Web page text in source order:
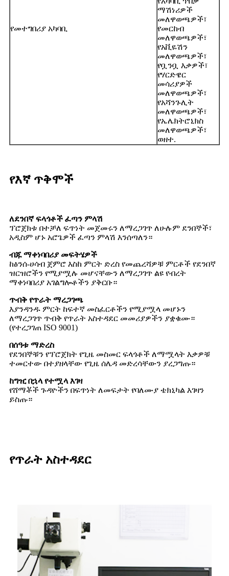
የመተግበሪያ አካባቢ
ማሽነሪዎች
መለዋወጫዎች፣
የመርከብ
መለዋወጫዎች፣
የአቪዬሽን
መለዋወጫዎች፣
የቧንቧ እቃዎች፣
የሃርድዌር
መሳሪያዎች
መለዋወጫዎች፣
የአሻንጉሊት
መለዋወጫዎች፣
የኤሌክትሮኒክስ
መለዋወጫዎች፣
ወዘተ.
የእኛ ጥቅሞች
ለደንበኛ ፍላጎቶች ፈጣን ምላሽ
ፕሮጀክቱ በተቻለ ፍጥነት መጀመሩን ለማረጋገጥ ለሁሉም ደንበኞች፣
አዲስም ሆኑ አሮጌዎች ፈጣን ምላሽ እንሰጣለን።
ብጁ ማቀነባበሪያ መፍትሄዎች
ከፅንሰ-ሀሳብ ጀምሮ እስከ ምርት ድረስ የመጨረሻዎቹ ምርቶች የደንበኛ
ዝርዝሮችን የሚያሟሉ መሆናቸውን ለማረጋገጥ ልዩ የብረት
ማቀነባበሪያ አገልግሎቶችን ያቅርቡ።
ጥብቅ የጥራት ማረጋገጫ
እያንዳንዱ ምርት ከፍተኛ መስፈርቶችን የሚያሟላ መሆኑን
ለማረጋገጥ ጥብቅ የጥራት አስተዳደር መመሪያዎችን ያቋቁሙ።
(የተረጋገጠ ISO 9001)
በሰዓቱ ማድረስ
የደንበኞቹን የፕሮጀክት የጊዜ መስመር ፍላጎቶች ለማሟላት እቃዎቹ
ተመርተው በተያዘላቸው የጊዜ ሰሌዳ መድረሳቸውን ያረጋግጡ።
ከግዢ በኋላ የተሟላ እገዛ
የሸማቾች ጉዳዮችን በፍጥነት ለመፍታት የባለሙያ ቴክኒካል እገዛን
ይስጡ።
የጥራት አስተዳደር